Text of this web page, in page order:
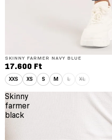
SKINNY FARMER NAVY BLUE
17.600 Ft
XXS XS S M L XL
Skinny
farmer
black